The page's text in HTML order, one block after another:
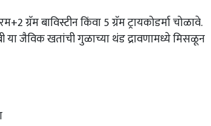
ग्रॅम बाविस्टीन किंवा 5 ग्रॅम ट्रायकोडर्मा चोळावे.
या जैविक खतांची गुळाच्या थंड द्रावणामध्ये मिसळून